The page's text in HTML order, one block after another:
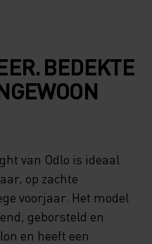
BEDEKTE
van Odlo is ideaal
op zachte
voorjaar. Het model
geborsteld en
en heeft een